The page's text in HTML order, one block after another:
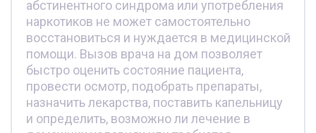
абстинентного синдрома или употребления
наркотиков не может самостоятельно
восстановиться и нуждается в медицинской
помощи. Вызов врача на дом позволяет
быстро оценить состояние пациента,
провести осмотр, подобрать препараты,
назначить лекарства, поставить капельницу
и определить, возможно ли лечение в